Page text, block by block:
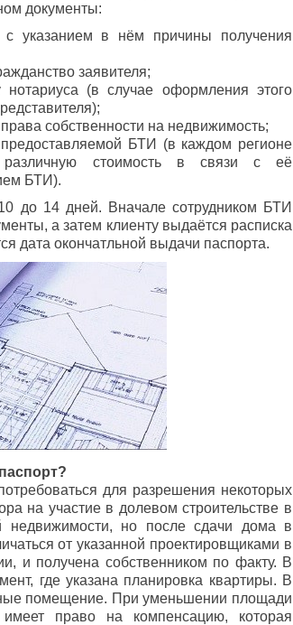
документы:
с указанием в нём причины получения
заявителя;
нотариуса (в случае оформления этого
собственности на недвижимость;
предоставляемой БТИ (в каждом регионе
стоимость в связи с её
БТИ).
до 14 дней. Вначале сотрудником БТИ
а затем клиенту выдаётся расписка
дата окончатльной выдачи паспорта.
для разрешения некоторых
на участие в долевом строительстве в
недвижимости, но после сдачи дома в
от указанной проектировщиками в
и получена собственником по факту. В
где указана планировка квартиры. В
помещение. При уменьшении площади
право на компенсацию, которая